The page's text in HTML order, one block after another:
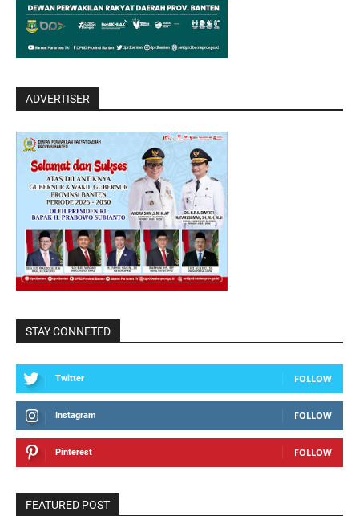
ADVERTISER
STAY CONNETED
Twitter FOLLOW
Instagram FOLLOW
Pinterest FOLLOW
FEATURED POST